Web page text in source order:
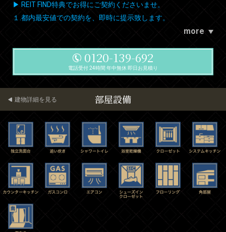
▶ REIT FIND特典でお得にご契約くださいませ。
１.都内最安値での契約を、即時に提示致します。
more
0120-139-692
電話受付 24時間 年中無休 即日お見積り
部屋設備
建物詳細を見る